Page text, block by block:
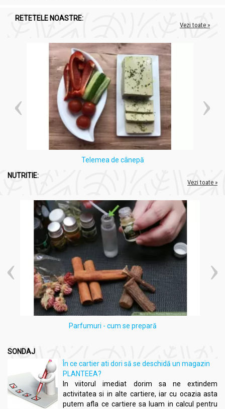
Unguent cu propolis 40g - NERA PLANT
Ten gras şi iritat
Arsuri
Psoriazis
Hemoroizi
Alte afecțiuni dermatologice
Administrare
RETETELE NOASTRE:
Vezi toate »
Telemea de cânepă
NUTRITIE:
Vezi toate »
Parfumuri - cum se prepară
SONDAJ
În ce cartier ati dori să se deschidă un magazin
PLANTEEA?
In viitorul imediat dorim sa ne extindem
activitatea si in alte cartiere, iar cu ocazia asta
putem afla ce cartiere sa luam in calcul pentru